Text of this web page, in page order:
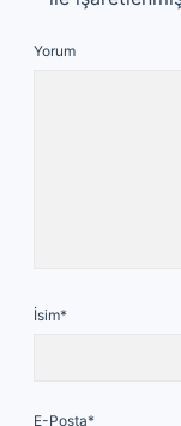
Yorum
İsim*
E-Posta*